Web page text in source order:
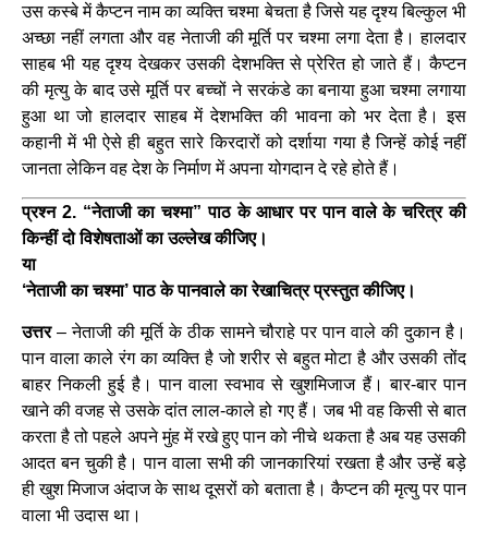
उस कस्बे में कैप्टन नाम का व्यक्ति चश्मा बेचता है जिसे यह दृश्य बिल्कुल भी
अच्छा नहीं लगता और वह नेताजी की मूर्ति पर चश्मा लगा देता है। हालदार
साहब भी यह दृश्य देखकर उसकी देशभक्ति से प्रेरित हो जाते हैं। कैप्टन
की मृत्यु के बाद उसे मूर्ति पर बच्चों ने सरकंडे का बनाया हुआ चश्मा लगाया
हुआ था जो हालदार साहब में देशभक्ति की भावना को भर देता है। इस
कहानी में भी ऐसे ही बहुत सारे किरदारों को दर्शाया गया है जिन्हें कोई नहीं
जानता लेकिन वह देश के निर्माण में अपना योगदान दे रहे होते हैं।
प्रश्न 2. “नेताजी का चश्मा” पाठ के आधार पर पान वाले के चरित्र की
किन्हीं दो विशेषताओं का उल्लेख कीजिए।
या
‘नेताजी का चश्मा’ पाठ के पानवाले का रेखाचित्र प्रस्तुत कीजिए।
उत्तर – नेताजी की मूर्ति के ठीक सामने चौराहे पर पान वाले की दुकान है।
पान वाला काले रंग का व्यक्ति है जो शरीर से बहुत मोटा है और उसकी तोंद
बाहर निकली हुई है। पान वाला स्वभाव से खुशमिजाज हैं। बार-बार पान
खाने की वजह से उसके दांत लाल-काले हो गए हैं। जब भी वह किसी से बात
करता है तो पहले अपने मुंह में रखे हुए पान को नीचे थकता है अब यह उसकी
आदत बन चुकी है। पान वाला सभी की जानकारियां रखता है और उन्हें बड़े
ही खुश मिजाज अंदाज के साथ दूसरों को बताता है। कैप्टन की मृत्यु पर पान
वाला भी उदास था।